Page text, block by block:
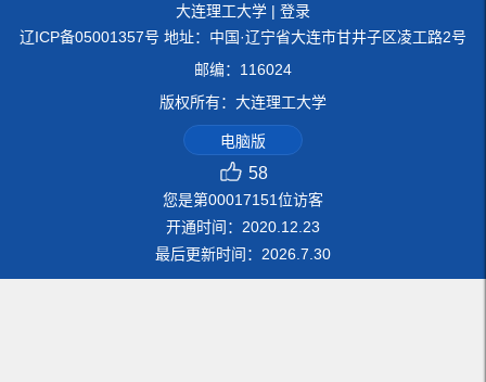
大连理工大学 | 登录
辽ICP备05001357号 地址：中国·辽宁省大连市甘井子区凌工路2号
邮编：116024
版权所有：大连理工大学
电脑版
58
您是第00017151位访客
开通时间： 2020 12 23
最后更新时间： 2026 7 30